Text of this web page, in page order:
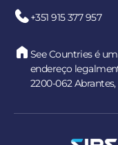
+351 915 377 957
See Countries é
endereço
2200-062